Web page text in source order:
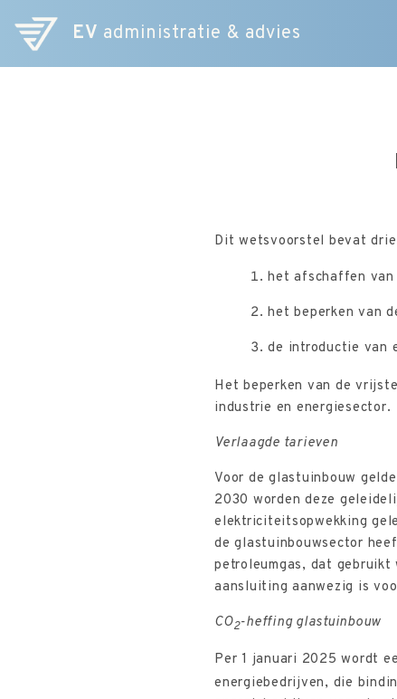
EV administratie & advies
Dit wetsvoorstel bevat
het afschaffen van
het beperken van
de introductie van
Het beperken van de
industrie en energiesector.
Verlaagde tarieven
Voor de glastuinbouw
2030 worden deze
elektriciteitsopwekking
de glastuinbouwsector
petroleumgas, dat
aansluiting aanwezig is
CO2-heffing glastuinbouw
Per 1 januari 2025 wordt
energiebedrijven, die